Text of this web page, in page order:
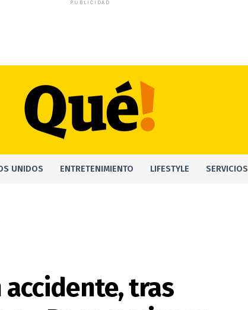
PUBLICIDAD
UNIDOS ENTRETENIMIENTO LIFESTYLE SERVICIOS
tras